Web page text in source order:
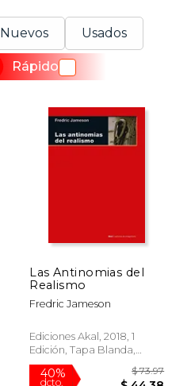
Nuevos Usados
Rápido
Las Antinomias del
Realismo
Fredric Jameson
Ediciones Akal, 2018, 1
Edición, Tapa Blanda,
Nuevo